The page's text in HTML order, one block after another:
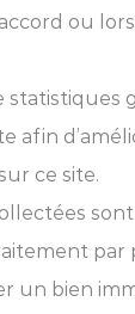
ou
statistiques
afin
ce site.
un bien